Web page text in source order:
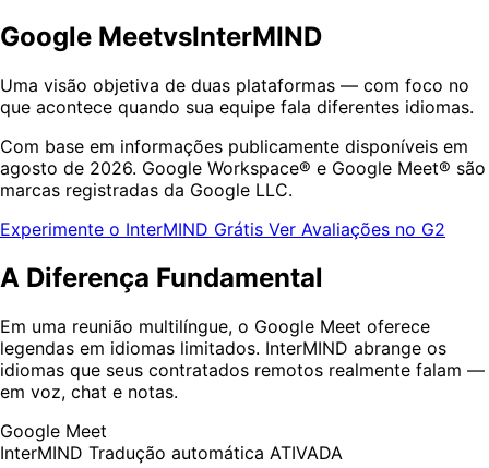
Google MeetvsInterMIND
Uma visão objetiva de duas plataformas — com foco no
que acontece quando sua equipe fala diferentes idiomas.
Com base em informações publicamente disponíveis em
agosto de 2026. Google Workspace® e Google Meet® são
marcas registradas da Google LLC.
Experimente o InterMIND Grátis Ver Avaliações no G2
A Diferença Fundamental
Em uma reunião multilíngue, o Google Meet oferece
legendas em idiomas limitados. InterMIND abrange os
idiomas que seus contratados remotos realmente falam —
em voz, chat e notas.
Google Meet
InterMIND Tradução automática ATIVADA